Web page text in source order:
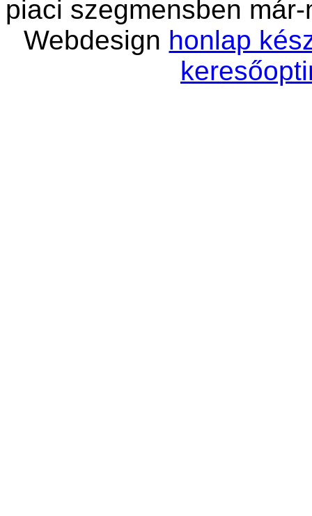
piaci szegmensben
Webdesign honlap